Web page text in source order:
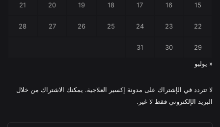
15
16
17
18
19
20
21
22
23
24
25
26
27
28
29
30
31
« يوليو
لا تتردد في الإشتراك على مدونة إكسير العلاجية. يمكنك الاشتراك من خلال
البريد الإلكتروني فقط لا غير.